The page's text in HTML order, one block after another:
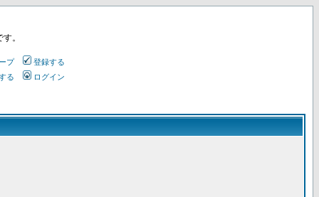
。
プ
登録する
る ログイン